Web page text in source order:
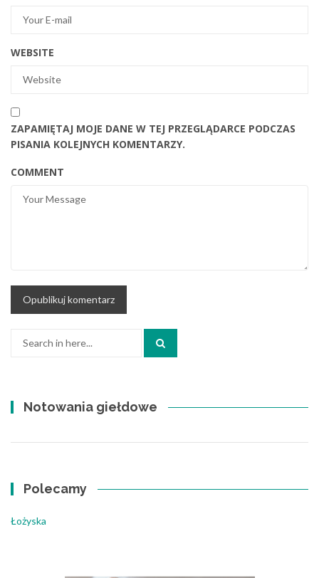
WEBSITE
ZAPAMIĘTAJ MOJE DANE W TEJ PRZEGLĄDARCE PODCZAS
PISANIA KOLEJNYCH KOMENTARZY.
COMMENT
Notowania giełdowe
Polecamy
Łożyska